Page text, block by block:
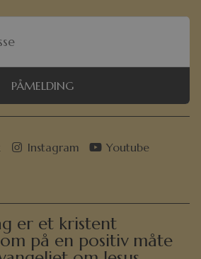
PÅMELDING
Instagram Youtube
er et kristent
på en positiv måte